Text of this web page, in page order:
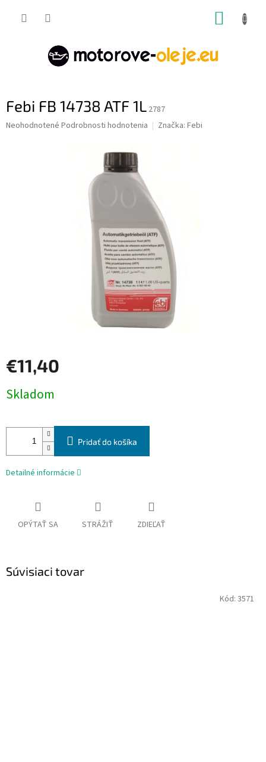
Febi FB 14738 ATF 1L 2787
Priemerné
Neohodnotené Podrobnosti hodnotenia Značka: Febi
€11,40
cena:
Skladom
Pridať do košíka
Detailné informácie
OPÝTAŤ SA STRÁŽIŤ ZDIEĽAŤ
Súvisiaci tovar
Kód: 3571